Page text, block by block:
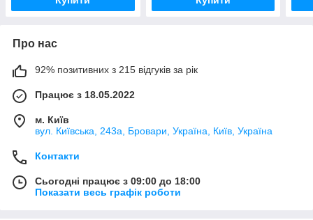
Про нас
92% позитивних з 215 відгуків за рік
Працює з 18.05.2022
м. Київ
вул. Київська, 243а, Бровари, Україна, Київ, Україна
Контакти
Сьогодні працює з 09:00 до 18:00
Показати весь графік роботи